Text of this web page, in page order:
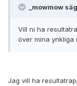
_mowmow
Vill ni ha
över mina ynkliga
Jag vill ha